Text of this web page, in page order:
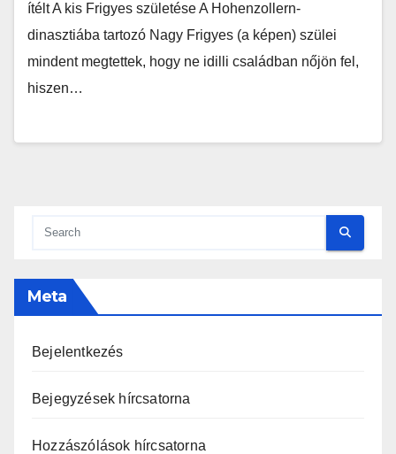
ítélt A kis Frigyes születése A Hohenzollern-
dinasztiába tartozó Nagy Frigyes (a képen) szülei
mindent megtettek, hogy ne idilli családban nőjön fel,
hiszen…
Meta
Bejelentkezés
Bejegyzések hírcsatorna
Hozzászólások hírcsatorna